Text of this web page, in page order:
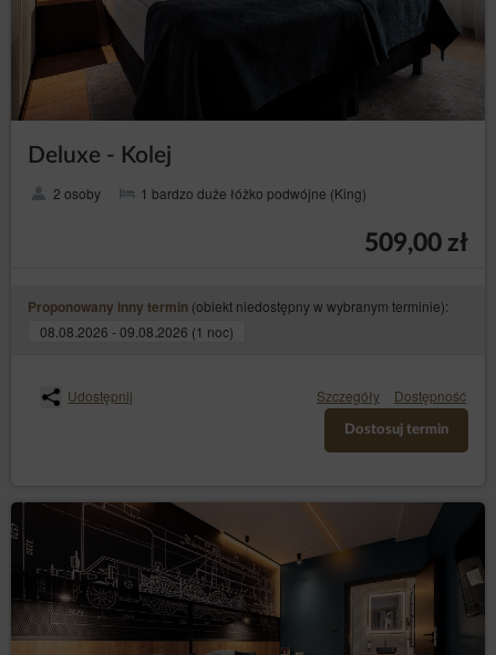
Rozwiązanie umowy następuje z zachowaniem
siedmiodniowego okresu wypowiedzenia.
Usługodawca może zastrzec, że ponowna rejestracja
Konta będzie wymagać zezwolenia Usługodawcy.
Deluxe - Kolej
2 osoby 1 bardzo duże łóżko podwójne (King)
509,00 zł
Proponowany inny termin (obiekt niedostępny w wybranym terminie):
08.08.2026 - 09.08.2026 (1 noc)
Udostępnij Szczegóły Dostępność
Dostosuj termin